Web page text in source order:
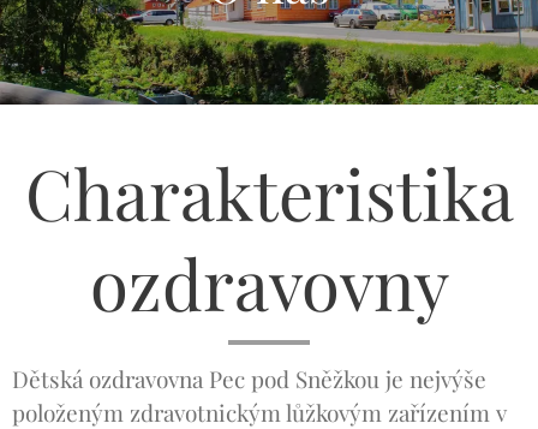
Charakteristika
ozdravovny
Dětská ozdravovna Pec pod Sněžkou je nejvýše
položeným zdravotnickým lůžkovým zařízením v